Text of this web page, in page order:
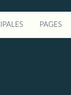
PAGES